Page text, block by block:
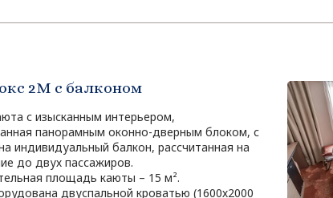
2М с балконом
с изысканным интерьером,
панорамным оконно-дверным блоком, с
индивидуальный балкон, рассчитанная на
до двух пассажиров.
площадь каюты – 15 м².
двуспальной кроватью (1600х2000